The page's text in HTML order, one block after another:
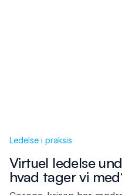
Ledelse i praksis
Virtuel ledelse
hvad tager vi